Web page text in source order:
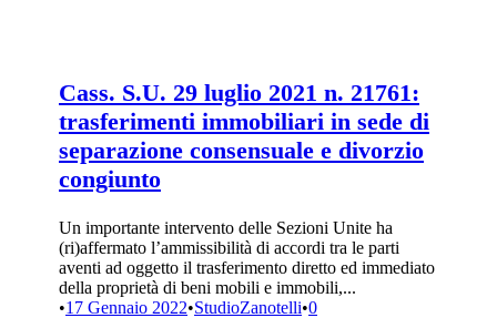
Cass. S.U. 29 luglio 2021 n. 21761:
trasferimenti immobiliari in sede di
separazione consensuale e divorzio
congiunto
Un importante intervento delle Sezioni Unite ha
(ri)affermato l’ammissibilità di accordi tra le parti
aventi ad oggetto il trasferimento diretto ed immediato
della proprietà di beni mobili e immobili,...
•17 Gennaio 2022•StudioZanotelli•0